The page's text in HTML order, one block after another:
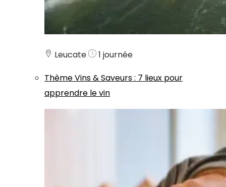
Leucate
1 journée
ThèmeVins & Saveurs: 7 lieux pour
apprendre le vin